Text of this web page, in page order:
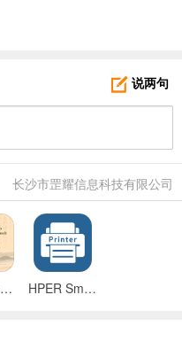
说两句
长沙市罡耀信息科技有限公司
黄帝内经查阅通官方版 HPER Smart官方版